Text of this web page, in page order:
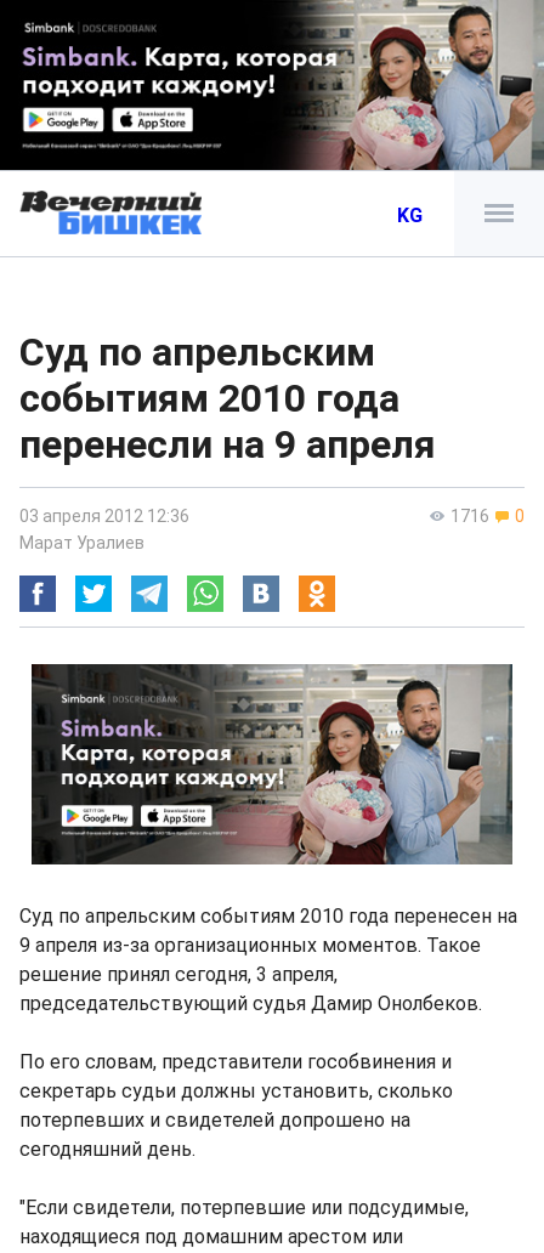
KG
Cуд по апрельским
событиям 2010 года
перенесли на 9 апреля
1716 0
03 апреля 2012 12:36
Марат Уралиев
Cуд по апрельским событиям 2010 года перенесен на
9 апреля из-за организационных моментов. Такое
решение принял сегодня, 3 апреля,
председательствующий судья Дамир Онолбеков.
По его словам, представители гособвинения и
секретарь судьи должны установить, сколько
потерпевших и свидетелей допрошено на
сегодняшний день.
"Если свидетели, потерпевшие или подсудимые,
находящиеся под домашним арестом или